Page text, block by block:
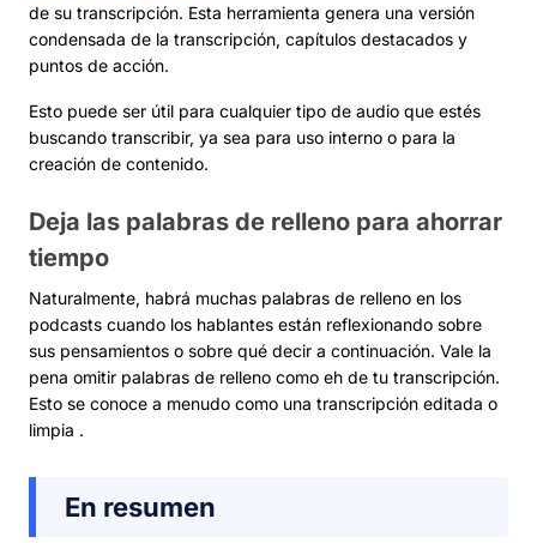
de su transcripción. Esta herramienta genera una versión
condensada de la transcripción, capítulos destacados y
puntos de acción.
Esto puede ser útil para cualquier tipo de audio que estés
buscando transcribir, ya sea para uso interno o para la
creación de contenido.
Deja las palabras de relleno para ahorrar
tiempo
Naturalmente, habrá muchas palabras de relleno en los
podcasts cuando los hablantes están reflexionando sobre
sus pensamientos o sobre qué decir a continuación. Vale la
pena omitir palabras de relleno como eh de tu transcripción.
Esto se conoce a menudo como una transcripción editada o
limpia .
En resumen